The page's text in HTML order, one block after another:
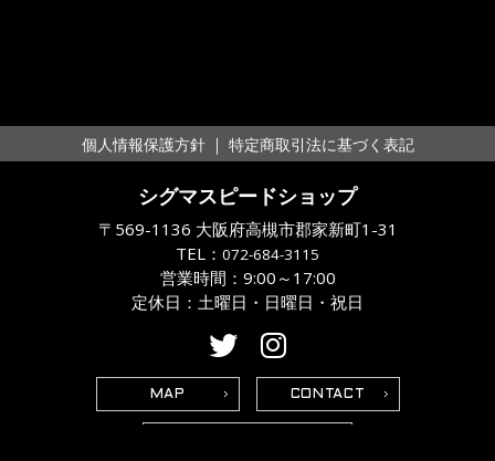
ー
シ
個人情報保護方針 ｜ 特定商取引法に基づく表記
シグマスピードショップ
〒569-1136 大阪府高槻市郡家新町1-31
TEL： 072-684-3115
営業時間：9:00～17:00
定休日：土曜日・日曜日・祝日
MAP CONTACT